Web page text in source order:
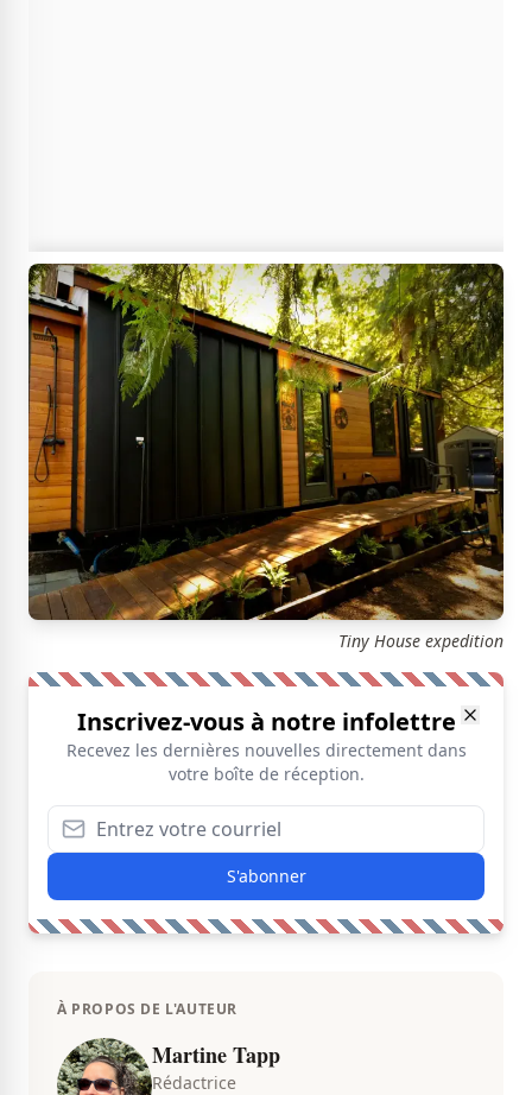
Tiny House expedition
Inscrivez-vous à notre infolettre
Recevez les dernières nouvelles directement dans
votre boîte de réception.
S'abonner
À PROPOS DE L'AUTEUR
Martine Tapp
Rédactrice